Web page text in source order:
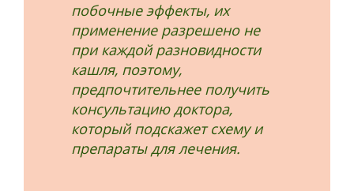
побочные эффекты, их
применение разрешено не
при каждой разновидности
кашля, поэтому,
предпочтительнее получить
консультацию доктора,
который подскажет схему и
препараты для лечения.